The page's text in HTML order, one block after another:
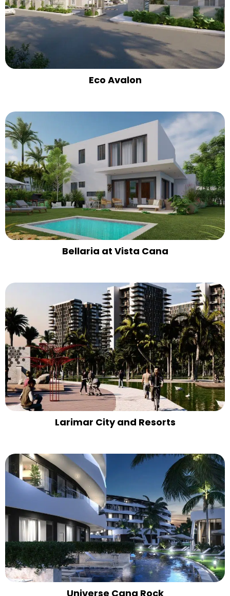
Eco Avalon
Bellaria at Vista Cana
Larimar City and Resorts
Universe Cana Rock